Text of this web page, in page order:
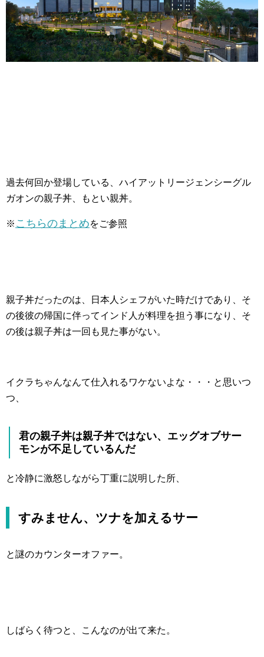
過去何回か登場している、ハイアットリージェンシーグル
ガオンの親子丼、もとい親丼。
※ こちらのまとめをご参照
親子丼だったのは、日本人シェフがいた時だけであり、そ
の後彼の帰国に伴ってインド人が料理を担う事になり、そ
の後は親子丼は一回も見た事がない。
イクラちゃんなんて仕入れるワケないよな・・・と思いつ
つ、
君の親子丼は親子丼ではない、エッグオブサー
モンが不足しているんだ
と冷静に激怒しながら丁重に説明した所、
すみません、ツナを加えるサー
と謎のカウンターオファー。
しばらく待つと、こんなのが出て来た。